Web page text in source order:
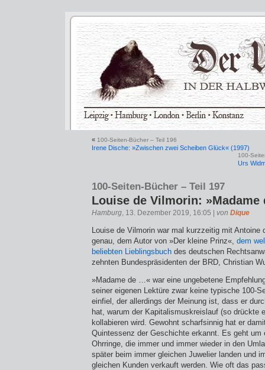
« 100-Seiten-Bücher – Teil 196
Irene Dische: »Zwischen zwei Scheiben Glück« (1997)
100-
Urs
100-Seiten-Bücher – Teil 197
Louise de Vilmorin: »Madame
Hamburg, 13. Dezember 2019, 16:05 | von Dique
Louise de Vilmorin war mal kurzzeitig mit Antoine
genau, dem Autor von »Der kleine Prinz«, dem
beliebten Lieblingsbuch des deutschen
zehnten Bundespräsidenten der BRD, Christian
»Madame de …« war eine ungebetene
seiner eigenen Lektüre zwar keine typische 100-
einfiel, der allerdings der Meinung ist, dass er
hat, warum der Kapitalismuskreislauf (so drückte
kollabieren wird. Gewohnt scharfsinnig hat er
Quintessenz der Geschichte erkannt. Es geht um
Ohrringe, die immer und immer wieder in den
später beim immer gleichen Juwelier landen und
gleichen Kunden verkauft werden. Wie oft das